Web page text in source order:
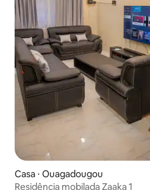
Casa ⋅ Ouagadougou
Residência mobilada Zaaka 1